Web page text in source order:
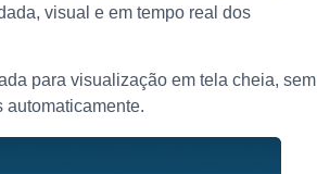
visual e em tempo real dos
para visualização em tela cheia, sem
automaticamente.